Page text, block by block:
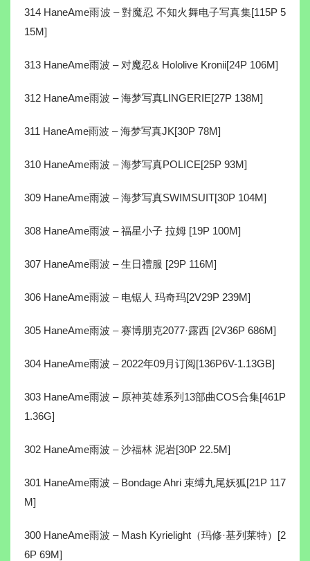
314 HaneAme雨波 – 對魔忍 不知火舞电子写真集[115P 5
15M]
313 HaneAme雨波 – 对魔忍& Hololive Kronii[24P 106M]
312 HaneAme雨波 – 海梦写真LINGERIE[27P 138M]
311 HaneAme雨波 – 海梦写真JK[30P 78M]
310 HaneAme雨波 – 海梦写真POLICE[25P 93M]
309 HaneAme雨波 – 海梦写真SWIMSUIT[30P 104M]
308 HaneAme雨波 – 福星小子 拉姆 [19P 100M]
307 HaneAme雨波 – 生日禮服 [29P 116M]
306 HaneAme雨波 – 电锯人 玛奇玛[2V29P 239M]
305 HaneAme雨波 – 赛博朋克2077·露西 [2V36P 686M]
304 HaneAme雨波 – 2022年09月订阅[136P6V-1.13GB]
303 HaneAme雨波 – 原神英雄系列13部曲COS合集[461P
1.36G]
302 HaneAme雨波 – 沙福林 泥岩[30P 22.5M]
301 HaneAme雨波 – Bondage Ahri 束缚九尾妖狐[21P 117
M]
300 HaneAme雨波 – Mash Kyrielight（玛修·基列莱特）[2
6P 69M]